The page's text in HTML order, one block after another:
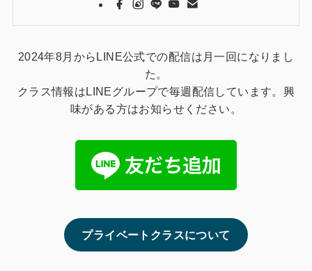
2024年8月からLINE公式での配信は月一回になりまし
た。
クラス情報はLINEグループで毎週配信しています。興
味がある方はお知らせください。
プライベートクラスについて